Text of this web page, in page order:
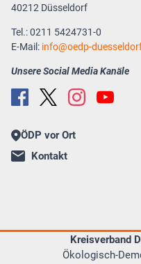
40212 Düsseldorf
Tel.: 0211 5424731-0
E-Mail: info oedp-
Unsere Social Media Kanäle
ÖDP vor Ort
Kontakt
Kreisverband
Ökologisch-